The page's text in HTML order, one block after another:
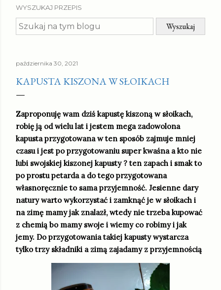
WYSZUKAJ PRZEPIS
października 30, 2021
KAPUSTA KISZONA W SŁOIKACH
Zaproponuję wam dziś kapustę kiszoną w słoikach,
robię ją od wielu lat i jestem mega zadowolona
kapusta przygotowana w ten sposób zajmuje mniej
czasu i jest po przygotowaniu super kwaśna a kto nie
lubi swojskiej kiszonej kapusty ? ten zapach i smak to
po prostu petarda a do tego przygotowana
własnoręcznie to sama przyjemność. Jesienne dary
natury warto wykorzystać i zamknąć je w słoikach i
na zimę mamy jak znalazł, wtedy nie trzeba kupować
z chemią bo mamy swoje i wiemy co robimy i jak
jemy. Do przygotowania takiej kapusty wystarcza
tylko trzy składniki a zimą zajadamy z przyjemnością